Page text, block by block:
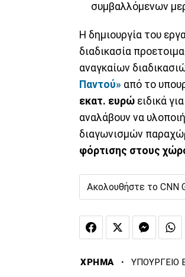
συμβαλλόμενων
Η δημιουργία του
διαδικασία
αναγκαίων
Παντού» από το
εκατ. ευρώ ειδικά
αναλάβουν να
διαγωνισμών
φόρτισης στους
Ακολουθήστε το CNN
ΧΡΗΜΑ · ΥΠΟΥΡΓΕΙΟ